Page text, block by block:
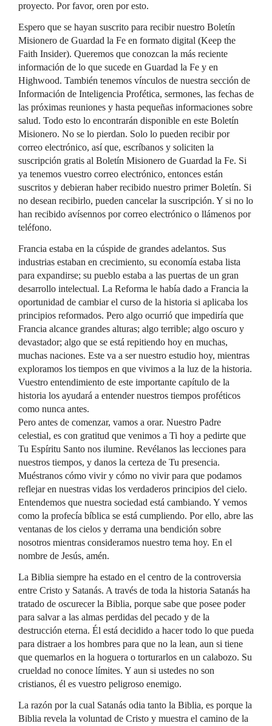
proyecto. Por favor, oren por esto.
Espero que se hayan suscrito para recibir nuestro Boletín
Misionero de Guardad la Fe en formato digital (Keep the
Faith Insider). Queremos que conozcan la más reciente
información de lo que sucede en Guardad la Fe y en
Highwood. También tenemos vínculos de nuestra sección de
Información de Inteligencia Profética, sermones, las fechas de
las próximas reuniones y hasta pequeñas informaciones sobre
salud. Todo esto lo encontrarán disponible en este Boletín
Misionero. No se lo pierdan. Solo lo pueden recibir por
correo electrónico, así que, escríbanos y soliciten la
suscripción gratis al Boletín Misionero de Guardad la Fe. Si
ya tenemos vuestro correo electrónico, entonces están
suscritos y debieran haber recibido nuestro primer Boletín. Si
no desean recibirlo, pueden cancelar la suscripción. Y si no lo
han recibido avísennos por correo electrónico o llámenos por
teléfono.
Francia estaba en la cúspide de grandes adelantos. Sus
industrias estaban en crecimiento, su economía estaba lista
para expandirse; su pueblo estaba a las puertas de un gran
desarrollo intelectual. La Reforma le había dado a Francia la
oportunidad de cambiar el curso de la historia si aplicaba los
principios reformados. Pero algo ocurrió que impediría que
Francia alcance grandes alturas; algo terrible; algo oscuro y
devastador; algo que se está repitiendo hoy en muchas,
muchas naciones. Este va a ser nuestro estudio hoy, mientras
exploramos los tiempos en que vivimos a la luz de la historia.
Vuestro entendimiento de este importante capítulo de la
historia los ayudará a entender nuestros tiempos proféticos
como nunca antes.
Pero antes de comenzar, vamos a orar. Nuestro Padre
celestial, es con gratitud que venimos a Ti hoy a pedirte que
Tu Espíritu Santo nos ilumine. Revélanos las lecciones para
nuestros tiempos, y danos la certeza de Tu presencia.
Muéstranos cómo vivir y cómo no vivir para que podamos
reflejar en nuestras vidas los verdaderos principios del cielo.
Entendemos que nuestra sociedad está cambiando. Y vemos
como la profecía bíblica se está cumpliendo. Por ello, abre las
ventanas de los cielos y derrama una bendición sobre
nosotros mientras consideramos nuestro tema hoy. En el
nombre de Jesús, amén.
La Biblia siempre ha estado en el centro de la controversia
entre Cristo y Satanás. A través de toda la historia Satanás ha
tratado de oscurecer la Biblia, porque sabe que posee poder
para salvar a las almas perdidas del pecado y de la
destrucción eterna. Él está decidido a hacer todo lo que pueda
para distraer a los hombres para que no la lean, aun si tiene
que quemarlos en la hoguera o torturarlos en un calabozo. Su
crueldad no conoce límites. Y aun si ustedes no son
cristianos, él es vuestro peligroso enemigo.
La razón por la cual Satanás odia tanto la Biblia, es porque la
Biblia revela la voluntad de Cristo y muestra el camino de la